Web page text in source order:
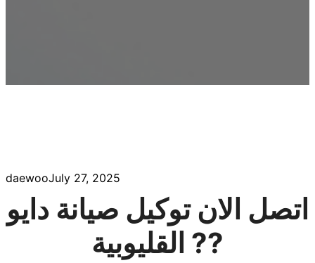
daewooJuly 27, 2025
اتصل الان توكيل صيانة دايو
القليوبية ?️?